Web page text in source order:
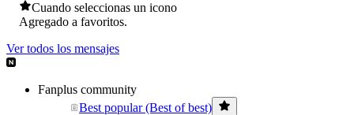
Cuando seleccionas un icono
Agregado a favoritos.
Ver todos los mensajes
Fanplus community
Best popular (Best of best)